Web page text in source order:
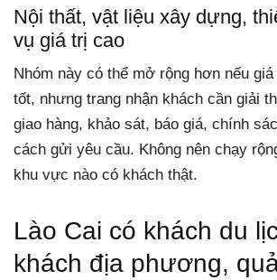
Nội thất, vật liệu xây dựng,
vụ giá trị cao
Nhóm này có thể mở rộng hơn nếu
tốt, nhưng trang nhận khách cần giải
giao hàng, khảo sát, báo giá, chính
cách gửi yêu cầu. Không nên chạy
khu vực nào có khách thật.
Lào Cai có khách du
khách địa phương,